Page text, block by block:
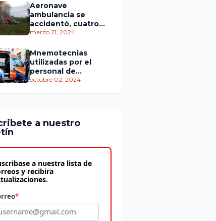
Aeronave
ambulancia se
accidentó, cuatro
personas murieron
marzo 21, 2024
Mnemotecnias
utilizadas por el
personal de
atención
octubre 02, 2024
a nuestro
a nuestra lista de
y recibira
*